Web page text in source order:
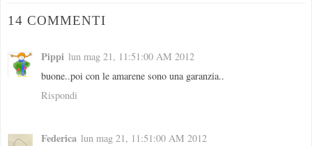
14 COMMENTI
Pippi lun mag 21, 11:51:00 AM 2012
buone..poi con le amarene sono una garanzia..
Rispondi
Federica lun mag 21, 11:51:00 AM 2012